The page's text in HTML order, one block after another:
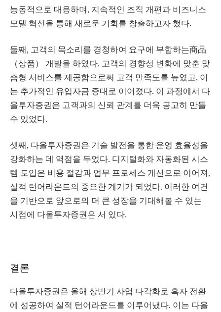
능동적으로 대응하며, 지속적인 조직 개편과 비즈니스
모델 혁신을 통해 새로운 기회를 창출하고자 했다.
둘째, 고객의 목소리를 경청하여 요구에 부합하는商品
（상품） 개발을 하였다. 고객의 경향성 변화에 맞춘 맞
춤형 서비스를 제공함으로써 고객 만족도를 높였고, 이
는 추가적인 유입자금 증대로 이어졌다. 이 과정에서 다
올투자증권은 고객과의 신뢰 관계를 더욱 공고히 만들
수 있었다.
셋째, 다올투자증권은 기술 발전을 통한 운영 효율성을
강화하는 데 역점을 두었다. 디지털화와 자동화된 시스
템 도입은 비용 절감과 업무 프로세스 개선으로 이어져,
실적 턴어라운드의 중요한 계기가 되었다. 이러한 여건
을 기반으로 앞으로의 더 큰 성장을 기대해볼 수 있는
시점에 다올투자증권은 서 있다.
결론
다올투자증권은 올해 상반기 사업 다각화로 흑자 전환
에 성공하여 실적 턴어라운드를 이루어냈다. 이는 다올